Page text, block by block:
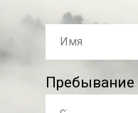
Пребывание